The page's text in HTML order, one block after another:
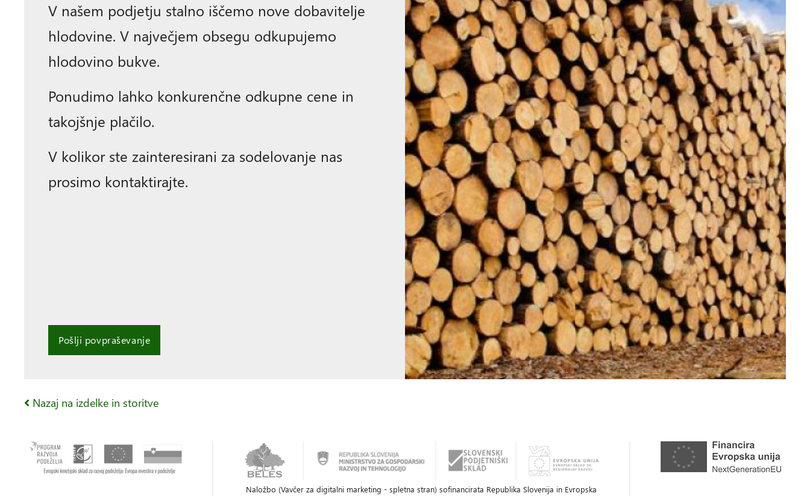
V našem podjetju stalno iščemo nove dobavitelje
hlodovine. V največjem obsegu odkupujemo
hlodovino bukve.
Ponudimo lahko konkurenčne odkupne cene in
takojšnje plačilo.
V kolikor ste zainteresirani za sodelovanje nas
prosimo kontaktirajte.
Pošlji povpraševanje
Nazaj na izdelke in storitve
Naložbo (Vavčer za digitalni marketing - spletna stran) sofinancirata Republika Slovenija in Evropska